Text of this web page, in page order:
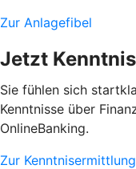
Zur Anlagefibel
Jetzt
Sie fühlen sich
Kenntnisse über
OnlineBanking.
Zur Kenntnisermittlung